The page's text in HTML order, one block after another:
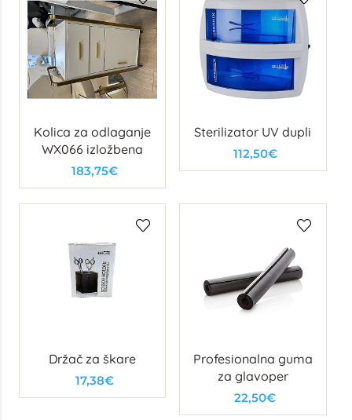
Kolica za odlaganje
WX066 izložbena
183,75€
Sterilizator UV dupli
112,50€
Držač za škare
17,38€
Profesionalna guma
za glavoper
22,50€